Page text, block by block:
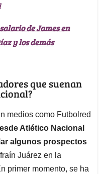
de James en
y los demás
que suenan
medios como Futbolred
Atlético Nacional
algunos prospectos
Juárez en la
primer momento, se ha